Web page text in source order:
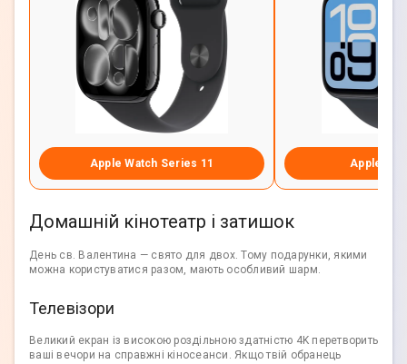
Apple Watch Series 11 Apple
Домашній кінотеатр і затишок
День св. Валентина — свято для двох. Тому подарунки, якими
можна користуватися разом, мають особливий шарм.
Телевізори
Великий екран із високою роздільною здатністю 4K перетворить
ваші вечори на справжні кіносеанси. Якщо твій обранець